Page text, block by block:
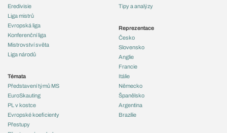
Eredivisie
Liga mistrů
Evropská liga
Konferenční liga
Mistrovství světa
Liga národů
Témata
Představení týmů MS
EuroSkauting
PL v kostce
Evropské koeficienty
Přestupy
Tipy a analýzy
Reprezentace
Česko
Slovensko
Anglie
Francie
Itálie
Německo
Španělsko
Argentina
Brazílie